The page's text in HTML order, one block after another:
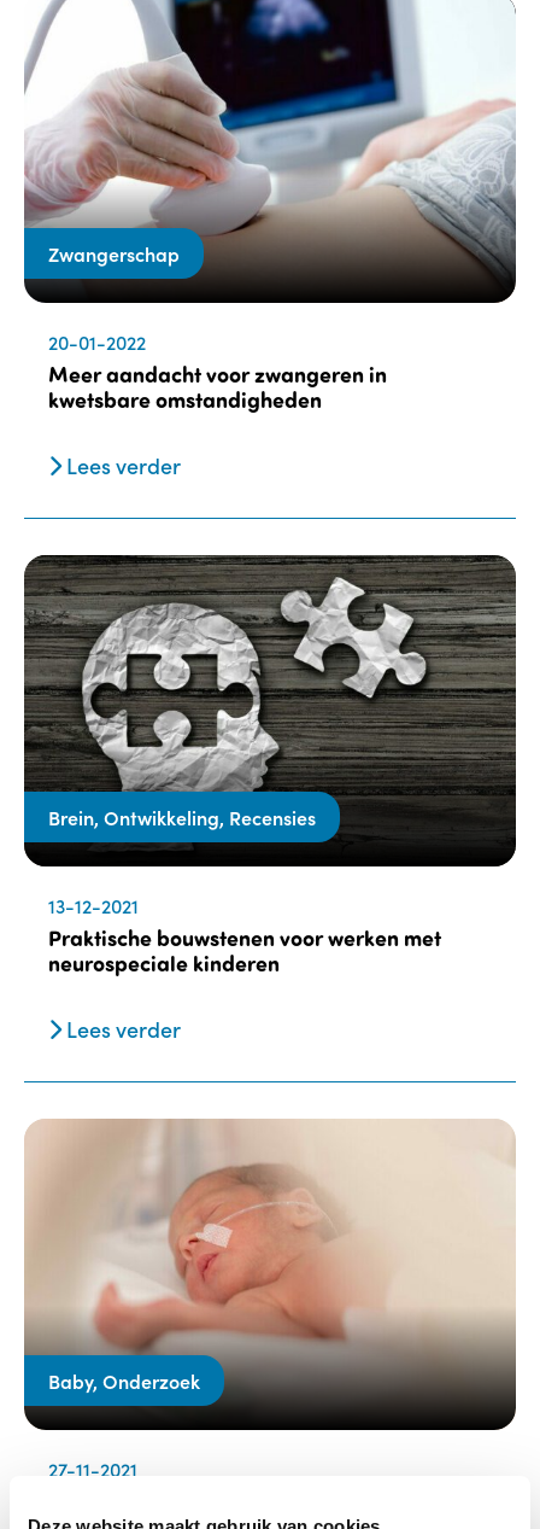
Zwangerschap
20-01-2022
Meer aandacht voor zwangeren in
kwetsbare omstandigheden
Lees verder
Brein, Ontwikkeling, Recensies
13-12-2021
Praktische bouwstenen voor werken met
neurospeciale kinderen
Lees verder
Baby, Onderzoek
27-11-2021